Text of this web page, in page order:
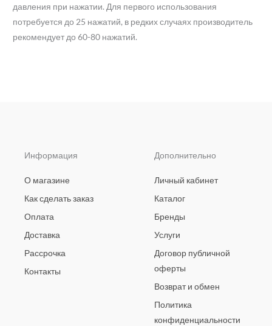
давления при нажатии. Для первого использования
потребуется до 25 нажатий, в редких случаях производитель
рекомендует до 60-80 нажатий.
Информация
О магазине
Как сделать заказ
Оплата
Доставка
Рассрочка
Контакты
Дополнительно
Личный кабинет
Каталог
Бренды
Услуги
Договор публичной
оферты
Возврат и обмен
Политика
конфиденциальности